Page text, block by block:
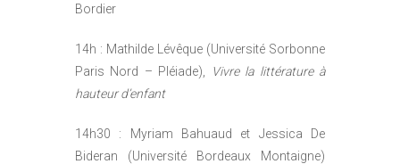
Bordier
14h : Mathilde Lévêque (Université Sorbonne
Paris Nord – Pléiade),
Vivre la littérature à
hauteur d’enfant
14h30 : Myriam Bahuaud et Jessica De
Bideran (Université Bordeaux Montaigne)